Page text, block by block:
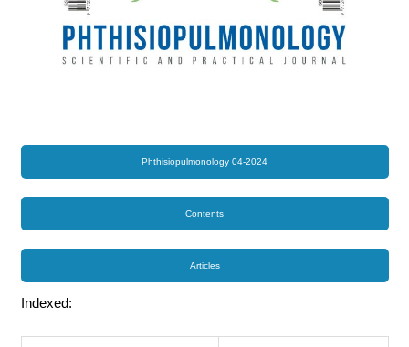
Phthisiopulmonology 04-2024
Contents
Articles
Indexed: